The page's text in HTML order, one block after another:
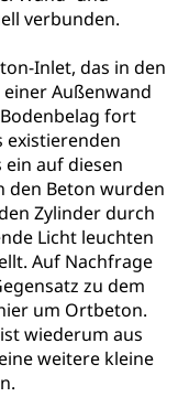
verbunden.
Inlet, das in den
Außenwand
fort
existierenden
auf diesen
den Beton wurden
Zylinder durch
Licht leuchten
Auf Nachfrage
zu dem
um Ortbeton.
wiederum aus
weitere kleine